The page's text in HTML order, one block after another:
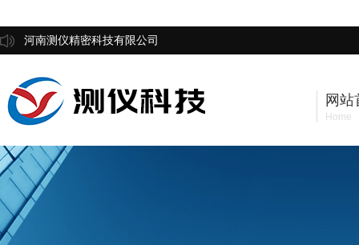
河南测仪精密科技有限公司
网站
Home